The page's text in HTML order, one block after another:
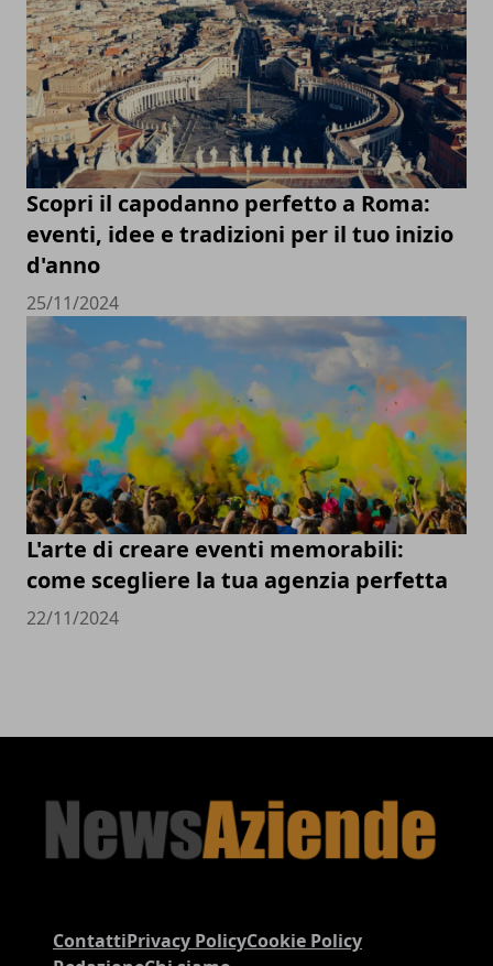
Scopri il capodanno perfetto a Roma:
eventi, idee e tradizioni per il tuo inizio
d'anno
25/11/2024
L'arte di creare eventi memorabili:
come scegliere la tua agenzia perfetta
22/11/2024
ContattiPrivacy PolicyCookie Policy